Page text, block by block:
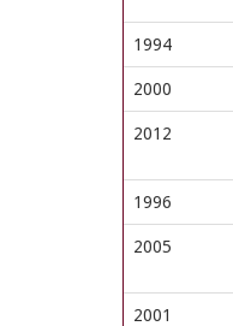
1994
2000
2012
1996
2005
2001